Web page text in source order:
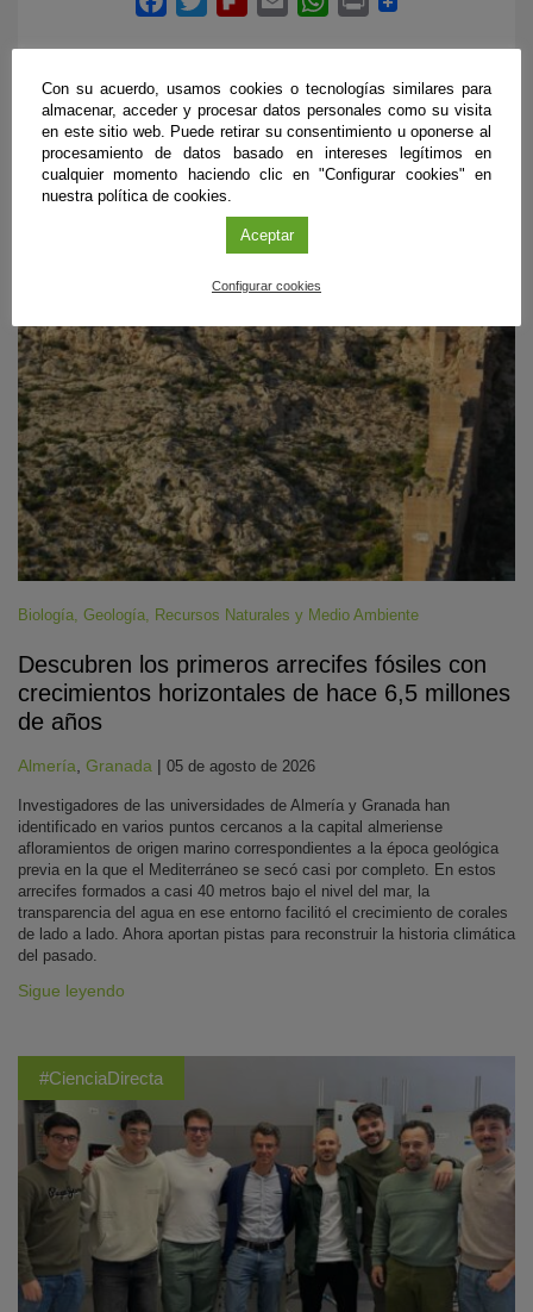
ÚLTIMAS PUBLICACIONES
Biología, Geología, Recursos Naturales y Medio Ambiente
Descubren los primeros arrecifes fósiles con
crecimientos horizontales de hace 6,5 millones
de años
Almería Granada | 05 de agosto de 2026
Investigadores de las universidades de Almería y Granada han
identificado en varios puntos cercanos a la capital almeriense
afloramientos de origen marino correspondientes a la época geológica
previa en la que el Mediterráneo se secó casi por completo. En estos
arrecifes formados a casi 40 metros bajo el nivel del mar, la
transparencia del agua en ese entorno facilitó el crecimiento de corales
de lado a lado. Ahora aportan pistas para reconstruir la historia climática
del pasado.
Sigue leyendo
#CienciaDirecta
Con su acuerdo, usamos cookies o tecnologías similares para
almacenar, acceder y procesar datos personales como su visita
en este sitio web. Puede retirar su consentimiento u oponerse al
procesamiento de datos basado en intereses legítimos en
cualquier momento haciendo clic en "Configurar cookies" en
nuestra política de cookies.
Aceptar
Configurar cookies